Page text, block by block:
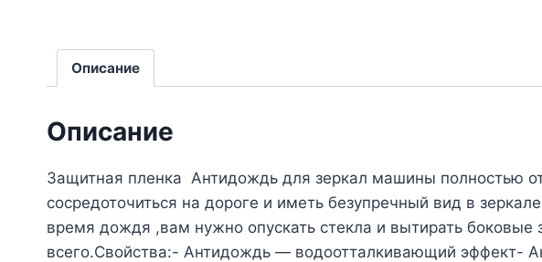
Описание
Описание
Защитная пленка Антидождь для зеркал машины полностью
сосредоточиться на дороге и иметь безупречный вид в
время дождя ,вам нужно опускать стекла и вытирать
всего.Свойства:- Антидождь — водоотталкивающий эффект-